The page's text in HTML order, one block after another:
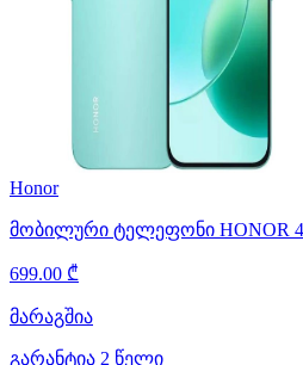
Honor
მობილური ტელეფონი HONOR
699.00 ₾
მარაგშია
გარანტია 2 წელი